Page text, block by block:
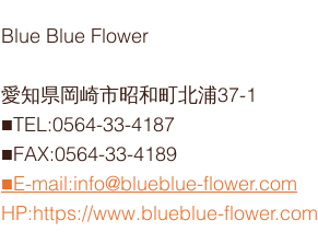
Blue Blue Flower
愛知県岡崎市昭和町北浦37-1
■TEL:0564-33-4187
■FAX:0564-33-4189
■E-mail:info@blueblue-flower.com
HP:https://www.blueblue-flower.com